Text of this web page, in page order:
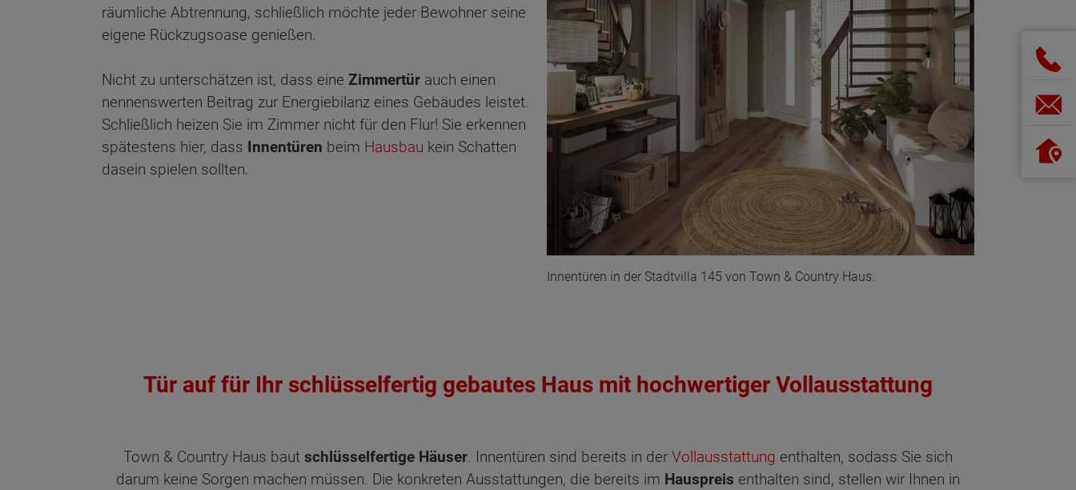
Innentüren in der Stadtvilla 145 von Town & Country Haus.
räumliche Abtrennung, schließlich möchte jeder Bewohner seine
eigene Rückzugsoase genießen.
Nicht zu unterschätzen ist, dass eine Zimmertür auch einen
nennenswerten Beitrag zur Energiebilanz eines Gebäudes leistet.
Schließlich heizen Sie im Zimmer nicht für den Flur! Sie erkennen
spätestens hier, dass Innentüren beim Hausbau kein Schatten
dasein spielen sollten.
Tür auf für Ihr schlüsselfertig gebautes Haus mit hochwertiger Vollausstattung
Town & Country Haus baut schlüsselfertige Häuser. Innentüren sind bereits in der Vollausstattung enthalten, sodass Sie sich
darum keine Sorgen machen müssen. Die konkreten Ausstattungen, die bereits im Hauspreis enthalten sind, stellen wir Ihnen in